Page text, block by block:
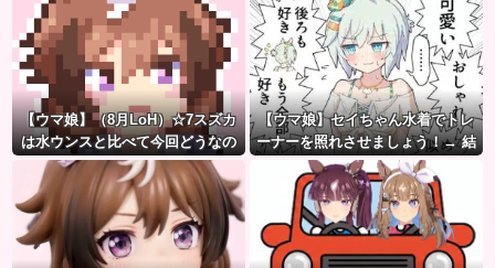
【ウマ娘】（8月LoH）☆7スズカ
は水ウンスと比べて今回どうなの
だ？
【ウマ娘】セイちゃん水着でトレ
ーナーを照れさせましょう！→ 結
果